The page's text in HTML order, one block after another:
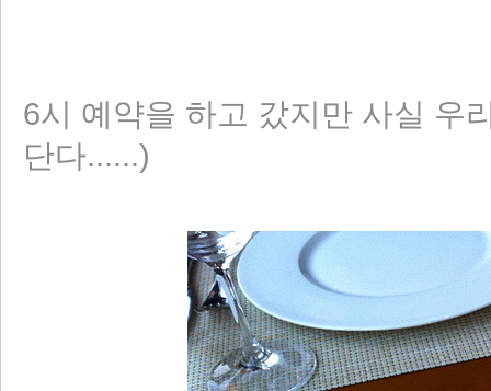
6시 예약을 하고 갔지만 사실 우
단다......)